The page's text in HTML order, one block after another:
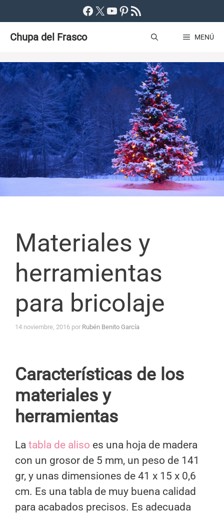
al
contenido
Facebook
X YouTube
Pinterest
Feed RSS
Chupa del Frasco MENÚ
Materiales y
herramientas
para bricolaje
14 noviembre, 2016 por Rubén Benito García
Características de los
materiales y
herramientas
La tabla de aliso es una hoja de madera
con un grosor de 5 mm, un peso de 141
gr, y unas dimensiones de 41 x 15 x 0,6
cm. Es una tabla de muy buena calidad
para acabados precisos. Es adecuada